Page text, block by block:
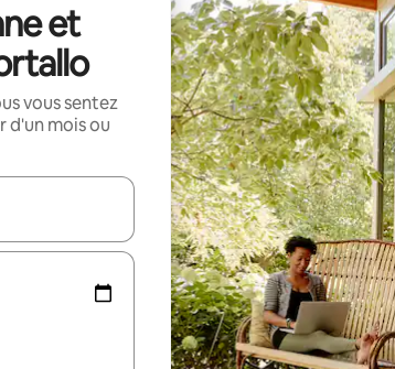
et
vous sentez
d'un mois ou
les flèches vers le haut et vers le bas pour les